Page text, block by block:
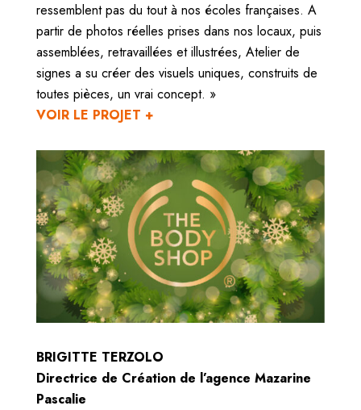
ressemblent pas du tout à nos écoles françaises. A
partir de photos réelles prises dans nos locaux, puis
assemblées, retravaillées et illustrées, Atelier de
signes a su créer des visuels uniques, construits de
toutes pièces, un vrai concept. »
VOIR LE PROJET +
BRIGITTE TERZOLO
Directrice de Création de l’agence Mazarine
Pascalie